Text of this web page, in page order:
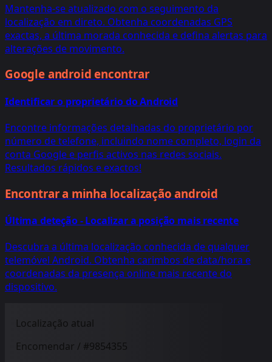
Mantenha-se atualizado com o seguimento da
localização em direto. Obtenha coordenadas GPS
exactas, a última morada conhecida e defina alertas para
alterações de movimento.
Google android encontrar
Identificar o proprietário do Android
Encontre informações detalhadas do proprietário por
número de telefone, incluindo nome completo, login da
conta Google e perfis activos nas redes sociais.
Resultados rápidos e exactos!
Encontrar a minha localização android
Última deteção - Localizar a posição mais recente
Descubra a última localização conhecida de qualquer
telemóvel Android. Obtenha carimbos de data/hora e
coordenadas da presença online mais recente do
dispositivo.
Localização atual
Encomendar / #9854355